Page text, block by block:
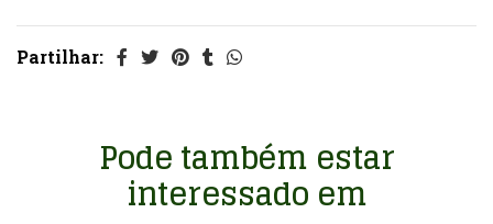
Partilhar:
Pode também estar
interessado em